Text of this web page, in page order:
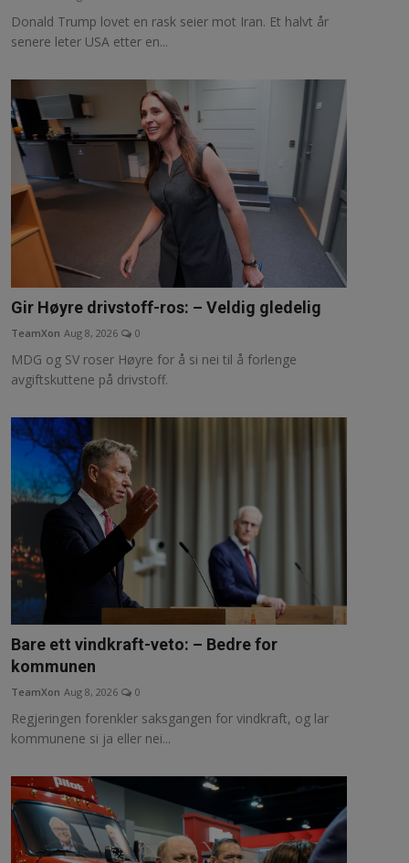
NAV / RETT
RADIO / TV
VIDEO / TV / DAB
IT/MEDIA
MIN HISTORIE
LINKS
English
Donald Trump lovet en rask seier mot Iran. Et halvt år
senere leter USA etter en...
Gir Høyre drivstoff-ros: – Veldig gledelig
TeamXon Aug 8, 2026 0
MDG og SV roser Høyre for å si nei til å forlenge
avgiftskuttene på drivstoff.
Bare ett vindkraft-veto: – Bedre for
kommunen
TeamXon Aug 8, 2026 0
Regjeringen forenkler saksgangen for vindkraft, og lar
kommunene si ja eller nei...